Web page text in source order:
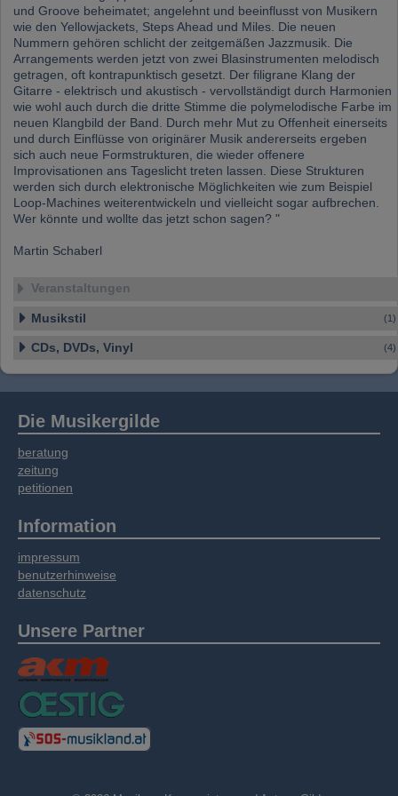
und Groove beheimatet; angelehnt und beeinflusst von Musikern
wie den Yellowjackets, Steps Ahead und Miles. Die neuen
Nummern gehören schlicht der zeitgemäßen Jazzmusik. Die
Arrangements werden jetzt von zwei Blasinstrumenten melodisch
getragen, oft kontrapunktisch gesetzt. Der filigrane Klang der
Gitarre - elektrisch und akustisch - vervollständigt durch Harmonien
wie wohl auch durch die dritte Stimme die polymelodische Farbe im
neuen Klangbild der Band. Durch mehr Mut zu Offenheit einerseits
und durch Einflüsse von originärer Musik andererseits ergeben
sich auch neue Formstrukturen, die wieder offenere
Improvisationen ans Tageslicht treten lassen. Diese Strukturen
werden sich durch elektronische Möglichkeiten wie zum Beispiel
Loop-Machines weiterentwickeln und vielleicht sogar aufbrechen.
Wer könnte und wollte das jetzt schon sagen? "
Martin Schaberl
Veranstaltungen
Musikstil (1)
CDs, DVDs, Vinyl (4)
Die Musikergilde
beratung
zeitung
petitionen
Information
impressum
benutzerhinweise
datenschutz
Unsere Partner